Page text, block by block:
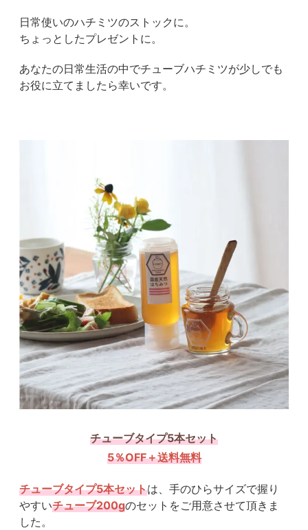
日常使いのハチミツのストックに。
ちょっとしたプレゼントに。
あなたの日常生活の中でチューブハチミツが少しでも
お役に立てましたら幸いです。
チューブタイプ5本セット
5％OFF＋送料無料
チューブタイプ5本セットは、手のひらサイズで握り
やすいチューブ200gのセットをご用意させて頂きま
した。